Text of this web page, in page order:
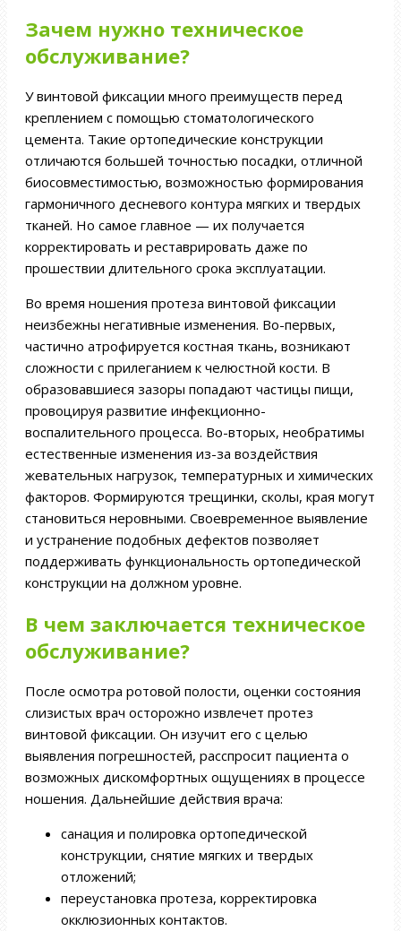
Зачем нужно техническое
обслуживание?
У винтовой фиксации много преимуществ перед
креплением с помощью стоматологического
цемента. Такие ортопедические конструкции
отличаются большей точностью посадки, отличной
биосовместимостью, возможностью формирования
гармоничного десневого контура мягких и твердых
тканей. Но самое главное — их получается
корректировать и реставрировать даже по
прошествии длительного срока эксплуатации.
Во время ношения протеза винтовой фиксации
неизбежны негативные изменения. Во-первых,
частично атрофируется костная ткань, возникают
сложности с прилеганием к челюстной кости. В
образовавшиеся зазоры попадают частицы пищи,
провоцируя развитие инфекционно-
воспалительного процесса. Во-вторых, необратимы
естественные изменения из-за воздействия
жевательных нагрузок, температурных и химических
факторов. Формируются трещинки, сколы, края могут
становиться неровными. Своевременное выявление
и устранение подобных дефектов позволяет
поддерживать функциональность ортопедической
конструкции на должном уровне.
В чем заключается техническое
обслуживание?
После осмотра ротовой полости, оценки состояния
слизистых врач осторожно извлечет протез
винтовой фиксации. Он изучит его с целью
выявления погрешностей, расспросит пациента о
возможных дискомфортных ощущениях в процессе
ношения. Дальнейшие действия врача:
санация и полировка ортопедической
конструкции, снятие мягких и твердых
отложений;
переустановка протеза, корректировка
окклюзионных контактов.